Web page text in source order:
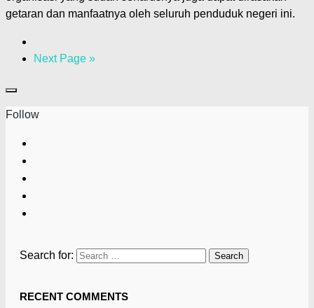
getaran dan manfaatnya oleh seluruh penduduk negeri ini.
Next Page »
Follow
Search for:
RECENT COMMENTS